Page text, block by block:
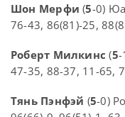
Шон Мерфи (5-0)
76-43, 86(81)-25,
Роберт Милкинс (5-
47-35, 88-37, 11-65,
Тянь Пэнфэй (5-0)